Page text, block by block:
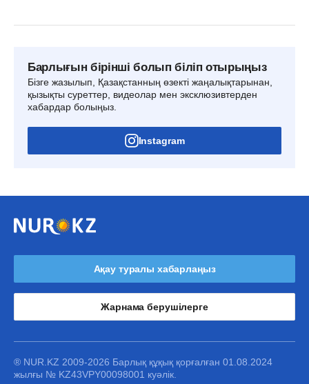
Барлығын бірінші болып біліп отырыңыз
Бізге жазылып, Қазақстанның өзекті жаңалықтарынан,
қызықты суреттер, видеолар мен эксклюзивтерден
хабардар болыңыз.
Instagram
Ақау туралы хабарлаңыз
Жарнама берушілерге
® NUR.KZ 2009-2026 Барлық құқық қорғалған 01.08.2024
жылғы № KZ43VPY00098001 куәлік.